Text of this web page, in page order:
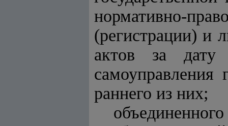
нормативно-
(регистрации) и
актов за дату
самоуправления
раннего из них;